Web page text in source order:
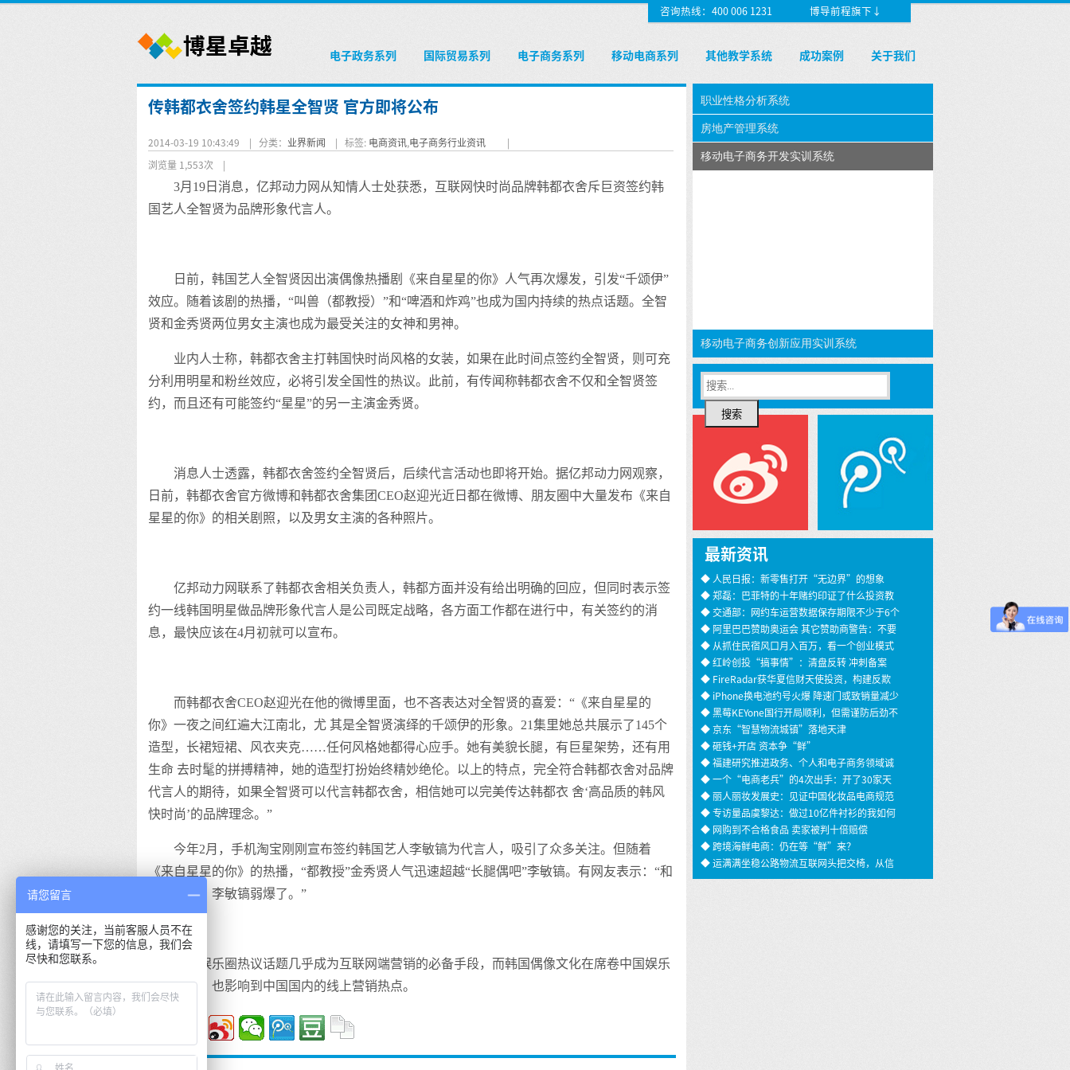
咨询热线：400 006 1231 博导前程旗下↓
电子政务系列 国际贸易系列 电子商务系列 移动电商系列 其他教学系统 成功案例 关于我们
传韩都衣舍签约韩星全智贤 官方即将公布
2014-03-19 10:43:49 | 分类： 业界新闻 | 标签: 电商资讯,电子商务行业资讯
|
浏览量 1,553次 |
3月19日消息，亿邦动力网从知情人士处获悉，互联网快时尚品牌韩都衣舍斥巨资签约韩
国艺人全智贤为品牌形象代言人。
日前，韩国艺人全智贤因出演偶像热播剧《来自星星的你》人气再次爆发，引发“千颂伊”
效应。随着该剧的热播，“叫兽（都教授）”和“啤酒和炸鸡”也成为国内持续的热点话题。全智
贤和金秀贤两位男女主演也成为最受关注的女神和男神。
业内人士称，韩都衣舍主打韩国快时尚风格的女装，如果在此时间点签约全智贤，则可充
分利用明星和粉丝效应，必将引发全国性的热议。此前，有传闻称韩都衣舍不仅和全智贤签
约，而且还有可能签约“星星”的另一主演金秀贤。
消息人士透露，韩都衣舍签约全智贤后，后续代言活动也即将开始。据亿邦动力网观察，
日前，韩都衣舍官方微博和韩都衣舍集团CEO赵迎光近日都在微博、朋友圈中大量发布《来自
星星的你》的相关剧照，以及男女主演的各种照片。
亿邦动力网联系了韩都衣舍相关负责人，韩都方面并没有给出明确的回应，但同时表示签
约一线韩国明星做品牌形象代言人是公司既定战略，各方面工作都在进行中，有关签约的消
息，最快应该在4月初就可以宣布。
而韩都衣舍CEO赵迎光在他的微博里面，也不吝表达对全智贤的喜爱：“《来自星星的
你》一夜之间红遍大江南北，尤 其是全智贤演绎的千颂伊的形象。21集里她总共展示了145个
造型，长裙短裙、风衣夹克……任何风格她都得心应手。她有美貌长腿，有巨星架势，还有用
生命 去时髦的拼搏精神，她的造型打扮始终精妙绝伦。以上的特点，完全符合韩都衣舍对品牌
代言人的期待，如果全智贤可以代言韩都衣舍，相信她可以完美传达韩都衣 舍‘高品质的韩风
快时尚’的品牌理念。”
今年2月，手机淘宝刚刚宣布签约韩国艺人李敏镐为代言人，吸引了众多关注。但随着
《来自星星的你》的热播，“都教授”金秀贤人气迅速超越“长腿偶吧”李敏镐。有网友表示：“和
教授相比，李敏镐弱爆了。”
引入娱乐圈热议话题几乎成为互联网端营销的必备手段，而韩国偶像文化在席卷中国娱乐
圈的同时，也影响到中国国内的线上营销热点。
搜索
最新资讯
◆ 人民日报：新零售打开“无边界”的想象
◆ 郑磊：巴菲特的十年赌约印证了什么投资教
训
◆ 交通部：网约车运营数据保存期限不少于6个
月
◆ 阿里巴巴赞助奥运会 其它赞助商警告：不要
过界
◆ 从抓住民宿风口月入百万，看一个创业模式
◆ 红岭创投“搞事情”：清盘反转 冲刺备案
◆ FireRadar获华夏信财天使投资，构建反欺
诈安全服务
◆ iPhone换电池约号火爆 降速门或致销量减少
1600万
◆ 黑莓KEYone国行开局顺利，但需谨防后劲不
足
◆ 京东“智慧物流城镇”落地天津
◆ 砸钱+开店 资本争“鲜”
◆ 福建研究推进政务、个人和电子商务领域诚
信建设
◆ 一个“电商老兵”的4次出手：开了30家天
猫店，年销30亿
◆ 丽人丽妆发展史：见证中国化妆品电商规范
化之路
◆ 专访量品虞黎达：做过10亿件衬衫的我如何
用399价格做个性定制衬衫？ …
◆ 网购到不合格食品 卖家被判十倍赔偿
◆ 跨境海鲜电商：仍在等“鲜”来？
◆ 运满满坐稳公路物流互联网头把交椅，从信
息撮合到车货匹配
请您留言
感谢您的关注，当前客服人员不在
线，请填写一下您的信息，我们会
尽快和您联系。